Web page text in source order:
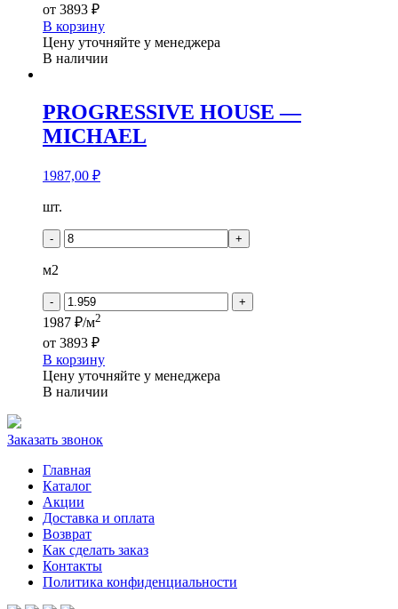
от 3893 ₽
В корзину
Цену уточняйте у менеджера
В наличии
PROGRESSIVE HOUSE —
MICHAEL
1987,00 ₽
Количество
PROGRESSIVE
-
шт.
- +
м2
- +
1987 ₽/м2
от 3893 ₽
В корзину
Цену уточняйте у менеджера
В наличии
Заказать звонок
Главная
Каталог
Акции
Доставка и оплата
Возврат
Как сделать заказ
Контакты
Политика конфиденциальности